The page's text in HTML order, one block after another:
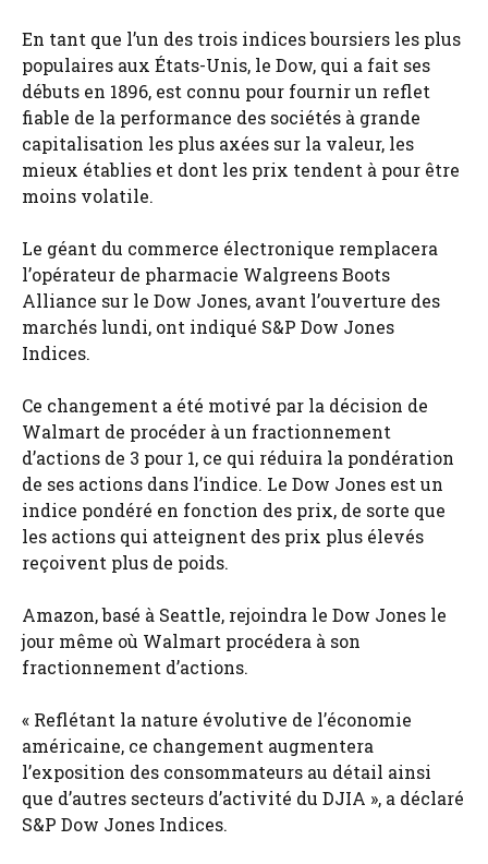
En tant que l’un des trois indices boursiers les plus
populaires aux États-Unis, le Dow, qui a fait ses
débuts en 1896, est connu pour fournir un reflet
fiable de la performance des sociétés à grande
capitalisation les plus axées sur la valeur, les
mieux établies et dont les prix tendent à pour être
moins volatile.
Le géant du commerce électronique remplacera
l’opérateur de pharmacie Walgreens Boots
Alliance sur le Dow Jones, avant l’ouverture des
marchés lundi, ont indiqué S&P Dow Jones
Indices.
Ce changement a été motivé par la décision de
Walmart de procéder à un fractionnement
d’actions de 3 pour 1, ce qui réduira la pondération
de ses actions dans l’indice. Le Dow Jones est un
indice pondéré en fonction des prix, de sorte que
les actions qui atteignent des prix plus élevés
reçoivent plus de poids.
Amazon, basé à Seattle, rejoindra le Dow Jones le
jour même où Walmart procédera à son
fractionnement d’actions.
« Reflétant la nature évolutive de l’économie
américaine, ce changement augmentera
l’exposition des consommateurs au détail ainsi
que d’autres secteurs d’activité du DJIA », a déclaré
S&P Dow Jones Indices.